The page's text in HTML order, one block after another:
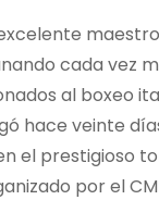
cada vez
al boxeo
hace veinte
el prestigioso
por el